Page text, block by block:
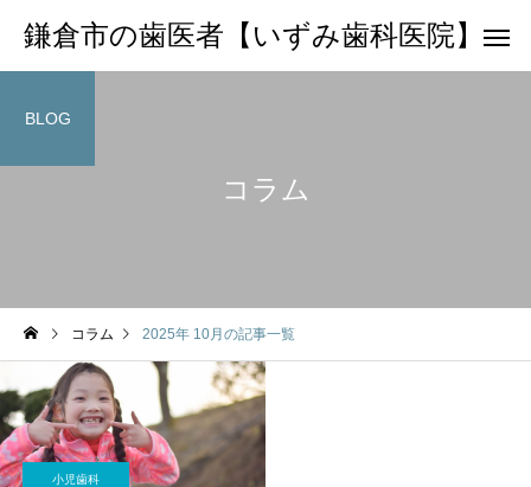
鎌倉市の歯医者【いずみ歯科医院】
コラム
BLOG
コラム 2025年 10月の記事一覧
小児歯科